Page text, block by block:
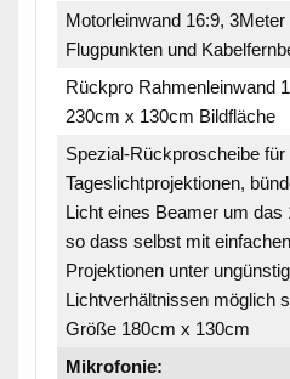
Motorleinwand 16:9, 3Meter
Flugpunkten und
Rückpro Rahmenleinwand
230cm x 130cm Bildfläche
Spezial-Rückproscheibe für
Tageslichtprojektionen,
Licht eines Beamer um das
so dass selbst mit
Projektionen unter
Lichtverhältnissen möglich
Größe 180cm x 130cm
Mikrofonie: